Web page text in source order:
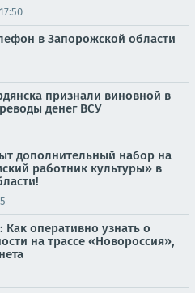
17:50
в Запорожской области
признали виновной в
денег ВСУ
дополнительный набор на
работник культуры» в
оперативно узнать о
на трассе «Новороссия»,